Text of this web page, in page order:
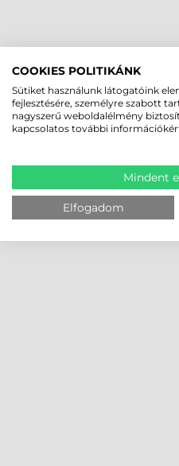
COOKIES POLITIKÁNK
Sütiket használunk látogatóink
fejlesztésére, személyre szabott
nagyszerű weboldalélmény
kapcsolatos további
Mindent
Elfogadom